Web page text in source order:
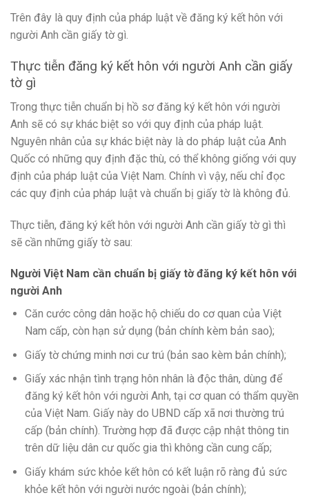
Trên đây là quy định của pháp luật về đăng ký kết hôn với
người Anh cần giấy tờ gì.
Thực tiễn đăng ký kết hôn với người Anh cần giấy
tờ gì
Trong thực tiễn chuẩn bị hồ sơ đăng ký kết hôn với người
Anh sẽ có sự khác biệt so với quy định của pháp luật.
Nguyên nhân của sự khác biệt này là do pháp luật của Anh
Quốc có những quy định đặc thù, có thể không giống với quy
định của pháp luật của Việt Nam. Chính vì vậy, nếu chỉ đọc
các quy định của pháp luật và chuẩn bị giấy tờ là không đủ.
Thực tiễn, đăng ký kết hôn với người Anh cần giấy tờ gì thì
sẽ cần những giấy tờ sau:
Người Việt Nam cần chuẩn bị giấy tờ đăng ký kết hôn với
người Anh
Căn cước công dân hoặc hộ chiếu do cơ quan của Việt
Nam cấp, còn hạn sử dụng (bản chính kèm bản sao);
Giấy tờ chứng minh nơi cư trú (bản sao kèm bản chính);
Giấy xác nhận tình trạng hôn nhân là độc thân, dùng để
đăng ký kết hôn với người Anh, tại cơ quan có thẩm quyền
của Việt Nam. Giấy này do UBND cấp xã nơi thường trú
cấp (bản chính). Trường hợp đã được cập nhật thông tin
trên dữ liệu dân cư quốc gia thì không cần cung cấp;
Giấy khám sức khỏe kết hôn có kết luận rõ ràng đủ sức
khỏe kết hôn với người nước ngoài (bản chính);